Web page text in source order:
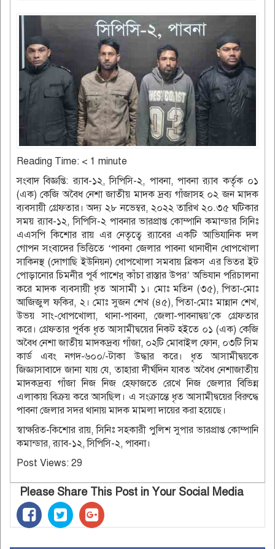
Reading Time: < 1 minute
সংবাদ বিজ্ঞপ্তি: র‌্যাব-১২, সিপিসি-২, পাবনা, পাবনা র‌্যাব কর্তৃক ০১
(এক) কেজি অবৈধ নেশা জাতীয় মাদক দ্রব্য গাঁজাসহ ০২ জন মাদক
ব্যবসায়ী গ্রেফতার। অদ্য ২৮ নভেম্বর, ২০২২ তারিখ ২০.৩৫ ঘটিকার
সময় র‌্যাব-১২, সিপিসি-২ পাবনার ভারপ্রাপ্ত কোম্পানি কমান্ডার সিনিঃ
এএসপি কিশোর রায় এর নেতৃত্বে র‌্যাবের একটি আভিযানিক দল
গোপন সংবাদের ভিত্তিতে ‘পাবনা জেলার পাবনা থানাধীন ধোপখোলা
সাকিনস্থ (দোগাছি ইউনিয়ন) ধোপখোলা সমবায় ব্রিকস এর ভিতর ইট
পোড়ানোর চিমনীর পূর্ব পাশের্ কাঁচা রাস্তার উপর’ অভিযান পরিচালনা
করে মাদক ব্যবসায়ী ধৃত আসামী ১। মোঃ মতিন (৩৫), পিতা-মোঃ
আজিজুল ফকির, ২। মোঃ সুজন শেখ (৪৫), পিতা-মোঃ মান্নান শেখ,
উভয় সাং-ধোপখোলা, থানা-পাবনা, জেলা-পাবনাদ্বয়’কে গ্রেফতার
করে। গ্রেফতার পূর্বক ধৃত আসামীদ্বয়ের নিকট হইতে ০১ (এক) কেজি
অবৈধ নেশা জাতীয় মাদকদ্রব্য গাঁজা, ০২টি মোবাইল ফোন, ০৩টি সিম
কার্ড এবং নগদ-৬০০/-টাকা উদ্ধার করে। ধৃত আসামীদ্বয়কে
জিজ্ঞাসাবাদে জানা যায় যে, তাহারা দীর্ঘদিন যাবত অবৈধ নেশাজাতীয়
মাদকদ্রব্য গাঁজা নিজ নিজ হেফাজতে রেখে নিজ জেলার বিভিন্ন
এলাকায় বিক্রয় করে আসছিল। এ সংক্রান্তে ধৃত আসামীদ্বয়ের বিরুদ্ধে
পাবনা জেলার সদর থানায় মাদক মামলা দায়ের করা হয়েছে।
স্বাক্ষরিত-কিশোর রায়, সিনিঃ সহকারী পুলিশ সুপার ভারপ্রাপ্ত কোম্পানি
কমান্ডার, র‌্যাব-১২, সিপিসি-২, পাবনা।
Post Views: 29
Please Share This Post in Your Social Media